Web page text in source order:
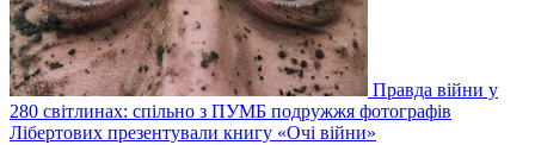
Правда війни у
280 світлинах: спільно з ПУМБ подружжя фотографів
Лібертових презентували книгу «Очі війни»